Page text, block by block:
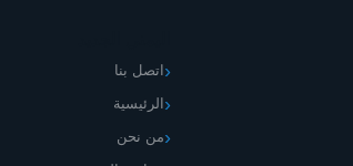
اتصل بنا
الرئيسية
من نحن